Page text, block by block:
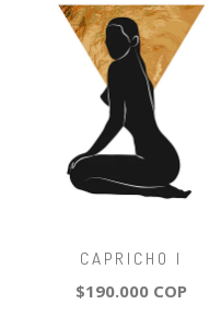
CAPRICHO I
$190.000 COP